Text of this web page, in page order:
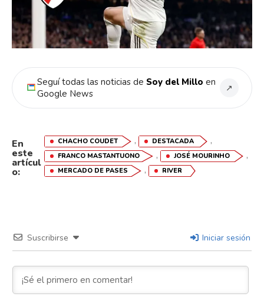
Seguí todas las noticias de Soy del Millo en
Google News
↗
En
este
artícul
o:
CHACHO COUDET , DESTACADA ,
FRANCO MASTANTUONO , JOSÉ MOURINHO ,
MERCADO DE PASES , RIVER
Suscribirse Iniciar sesión
Flipboard
Reddit
Email